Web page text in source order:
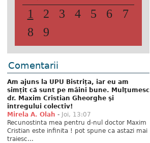
1 2 3 4 5 6
7
8
9
Comentarii
Am ajuns la UPU Bistrița, iar eu am
simțit că sunt pe mâini bune. Mulţumesc
dr. Maxim Cristian Gheorghe şi
întregului colectiv!
Mirela A. Olah - Joi, 13:07
Recunostinta mea pentru d-nul doctor Maxim
Cristian este infinita ! pot spune ca astazi mai
traiesc...